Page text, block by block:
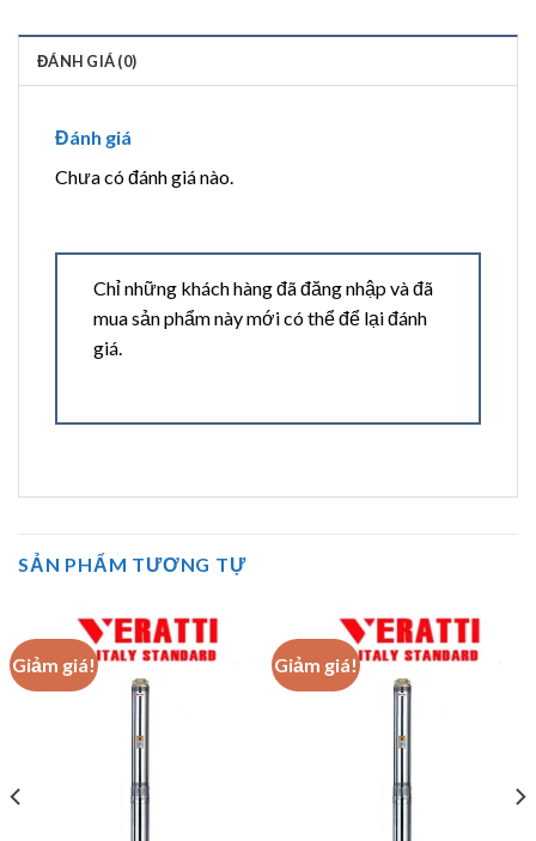
ĐÁNH GIÁ (0)
Đánh giá
Chưa có đánh giá nào.
Chỉ những khách hàng đã đăng nhập và đã
mua sản phẩm này mới có thể để lại đánh
giá.
SẢN PHẨM TƯƠNG TỰ
Giảm giá! Giảm giá!